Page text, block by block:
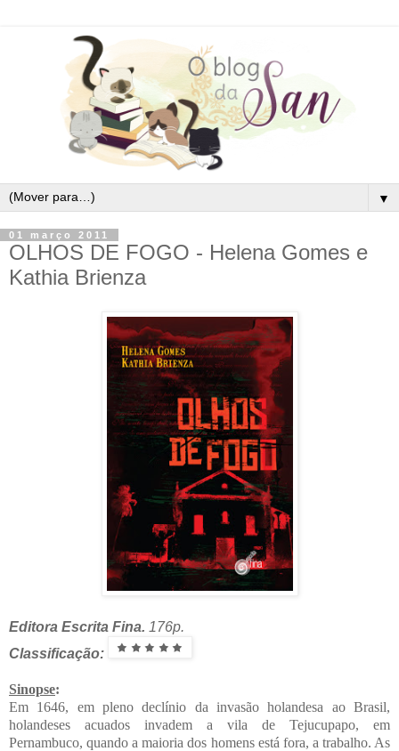
▼
01 março 2011
OLHOS DE FOGO - Helena Gomes e
Kathia Brienza
Editora Escrita Fina. 176p.
Classificação:
Sinopse:
Em 1646, em pleno declínio da invasão holandesa ao Brasil,
holandeses acuados invadem a vila de Tejucupapo, em
Pernambuco, quando a maioria dos homens está fora, a trabalho. As